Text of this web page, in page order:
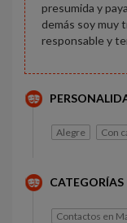
presumida y
demás soy muy
responsable y
Alegre Con
CATEGORÍAS
Contactos en